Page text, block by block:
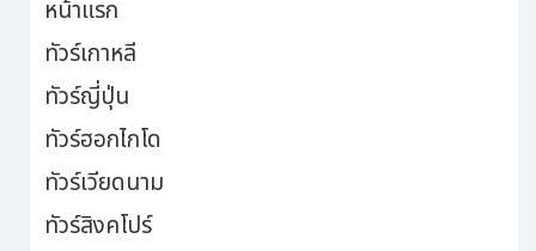
หน้าแรก
ทัวร์เกาหลี
ทัวร์ญี่ปุ่น
ทัวร์ฮอกไกโด
ทัวร์เวียดนาม
ทัวร์สิงคโปร์